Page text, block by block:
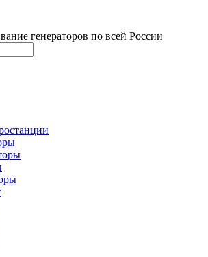
генераторов по всей России